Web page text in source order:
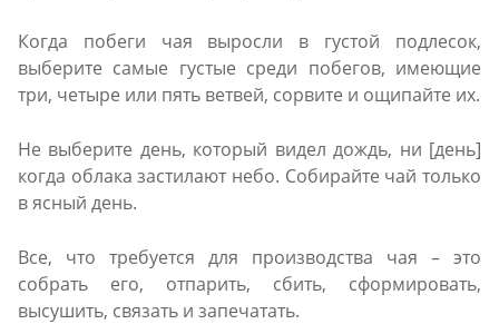
Когда побеги чая выросли в густой подлесок,
выберите самые густые среди побегов, имеющие
три, четыре или пять ветвей, сорвите и ощипайте их.
Не выберите день, который видел дождь, ни [день]
когда облака застилают небо. Собирайте чай только
в ясный день.
Все, что требуется для производства чая – это
собрать его, отпарить, сбить, сформировать,
высушить, связать и запечатать.